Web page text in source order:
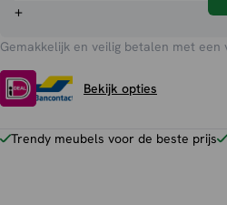
aantal
+
Gemakkelijk en veilig betalen met
Bekijk opties
Trendy meubels voor de beste prijs